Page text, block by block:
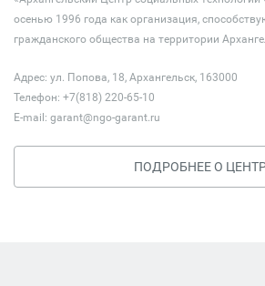
осенью 1996 года как организация,
гражданского общества на территории
Адрес: ул. Попова, 18, Архангельск, 163000
Телефон: +7(818) 220-65-10
E-mail: garant@ngo-garant.ru
ПОДРОБНЕЕ О